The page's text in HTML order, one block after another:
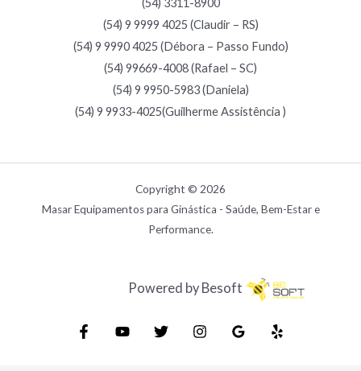
(54) 9 9999 4025 (Claudir – RS)
(54) 9 9990 4025 (Débora – Passo Fundo)
(54) 99669-4008 (Rafael – SC)
(54) 9 9950-5983 (Daniela)
(54) 9 9933-4025(Guilherme Assistência )
Copyright © 2026
Masar Equipamentos para Ginástica - Saúde, Bem-Estar e
Performance.
Powered by Besoft